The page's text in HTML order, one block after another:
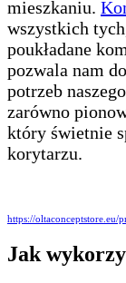
mieszkaniu.
wszystkich
poukładane
pozwala nam
potrzeb
zarówno
który świetnie
korytarzu.
https://oltaconceptstore.eu/
Jak